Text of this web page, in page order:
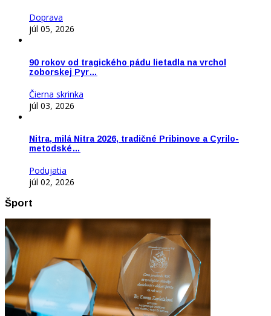
Doprava
júl 05, 2026
90 rokov od tragického pádu lietadla na vrchol
zoborskej Pyr…
Čierna skrinka
júl 03, 2026
Nitra, milá Nitra 2026, tradičné Pribinove a Cyrilo-
metodské…
Podujatia
júl 02, 2026
Šport